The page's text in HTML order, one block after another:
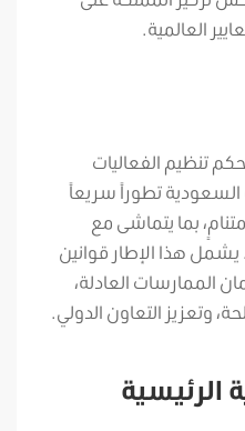
العالمية.
تنظيم الفعاليات
السعودية تطوراً سريعاً
بما يتماشى مع
أهداف الرؤية الوطنية 2030. يشمل هذا الإطار قوانين
الممارسات العادلة،
وتعزيز التعاون الدولي.
الرئيسية